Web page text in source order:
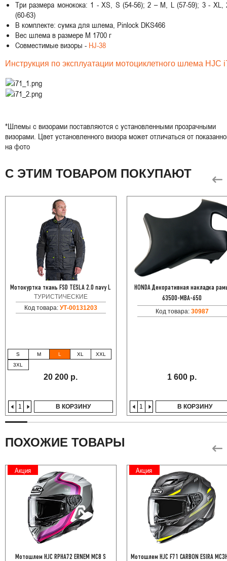
Три размера монокока: 1 - XS, S (54-56); 2 – M, L (57-59); 3 - XL,
(60-63)
В комплекте: сумка для шлема, Pinlock DKS466
Вес шлема в размере M 1700 г
Совместимые визоры - HJ-38
Инструкция по эксплуатации мотоциклетного шлема HJC
*Шлемы с визорами поставляются с установленными прозрачными
визорами. Цвет установленного визора может отличаться от
на фото
С ЭТИМ ТОВАРОМ ПОКУПАЮТ
Мотокуртка ткань FSD TESLA 2.0 navy L
ТУРИСТИЧЕСКИЕ
Код товара: УТ-00131203
S M L XL
XXL
3XL
20 200 р.
В КОРЗИНУ
HONDA Декоративная накладка
63500-MBA-650
Код товара: 30987
1 600 р.
В КОРЗИНУ
ПОХОЖИЕ ТОВАРЫ
Акция
Мотошлем HJC RPHA72 ERNEM MC8 S
Акция
Мотошлем HJC F71 CARBON ESIRA